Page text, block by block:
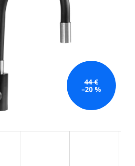
44 €
–20 %